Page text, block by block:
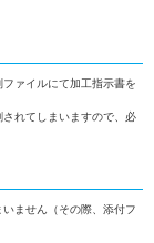
ァイルにて加工指示書を
れてしまいますので、必
ません（その際、添付フ